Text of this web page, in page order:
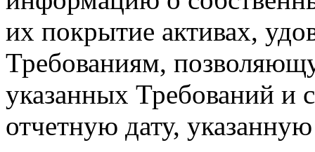
их покрытие активах,
Требованиям,
указанных Требований и
отчетную дату,